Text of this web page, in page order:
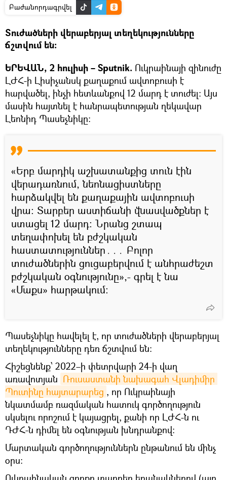
Բաժանորդագրվել
Տուժածների վերաբերյալ տեղեկությունները
ճշտվում են։
ԵՐԵՎԱՆ, 2 հուլիսի – Sputnik. Ուկրաինայի զինուժը
ԼԺՀ-ի Լիսիչանսկ քաղաքում ավտոբուսի է
հարվածել, ինչի հետևանքով 12 մարդ է տուժել։ Այս
մասին հայտնել է հանրապետության ղեկավար
Լեոնիդ Պասեչնիկը։
«Երբ մարդիկ աշխատանքից տուն էին
վերադառնում, նեոնացիստները
հարձակվել են քաղաքային ավտոբուսի
վրա։ Տարբեր աստիճանի վնասվածքներ է
ստացել 12 մարդ։ Նրանց շտապ
տեղափոխել են բժշկական
հաստատություններ․․․ Բոլոր
տուժածներին ցուցաբերվում է անհրաժեշտ
բժշկական օգնությունը»,- գրել է նա
«Մաքս» հարթակում։
Պասեչնիկը հավելել է, որ տուժածների վերաբերյալ
տեղեկությունները դեռ ճշտվում են։
Հիշեցնենք՝ 2022–ի փետրվարի 24-ի վաղ
առավոտյան Ռուսաստանի նախագահ Վլադիմիր
Պուտինը հայտարարեց , որ Ուկրաինայի
նկատմամբ ռազմական հատուկ գործողություն
սկսելու որոշում է կայացրել, քանի որ ԼԺՀ-ն ու
ԴԺՀ-ն դիմել են օգնության խնդրանքով։
Մարտական գործողություններն ընթանում են մինչ
օրս։